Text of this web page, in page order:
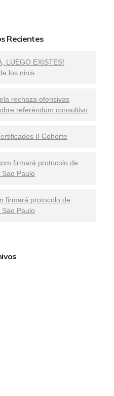
Recientes
LUEGO EXISTES!
los ninis.
rechaza ofensivas
referéndum consultivo
II Cohorte
firmará protocolo de
Paulo
firmará protocolo de
Paulo